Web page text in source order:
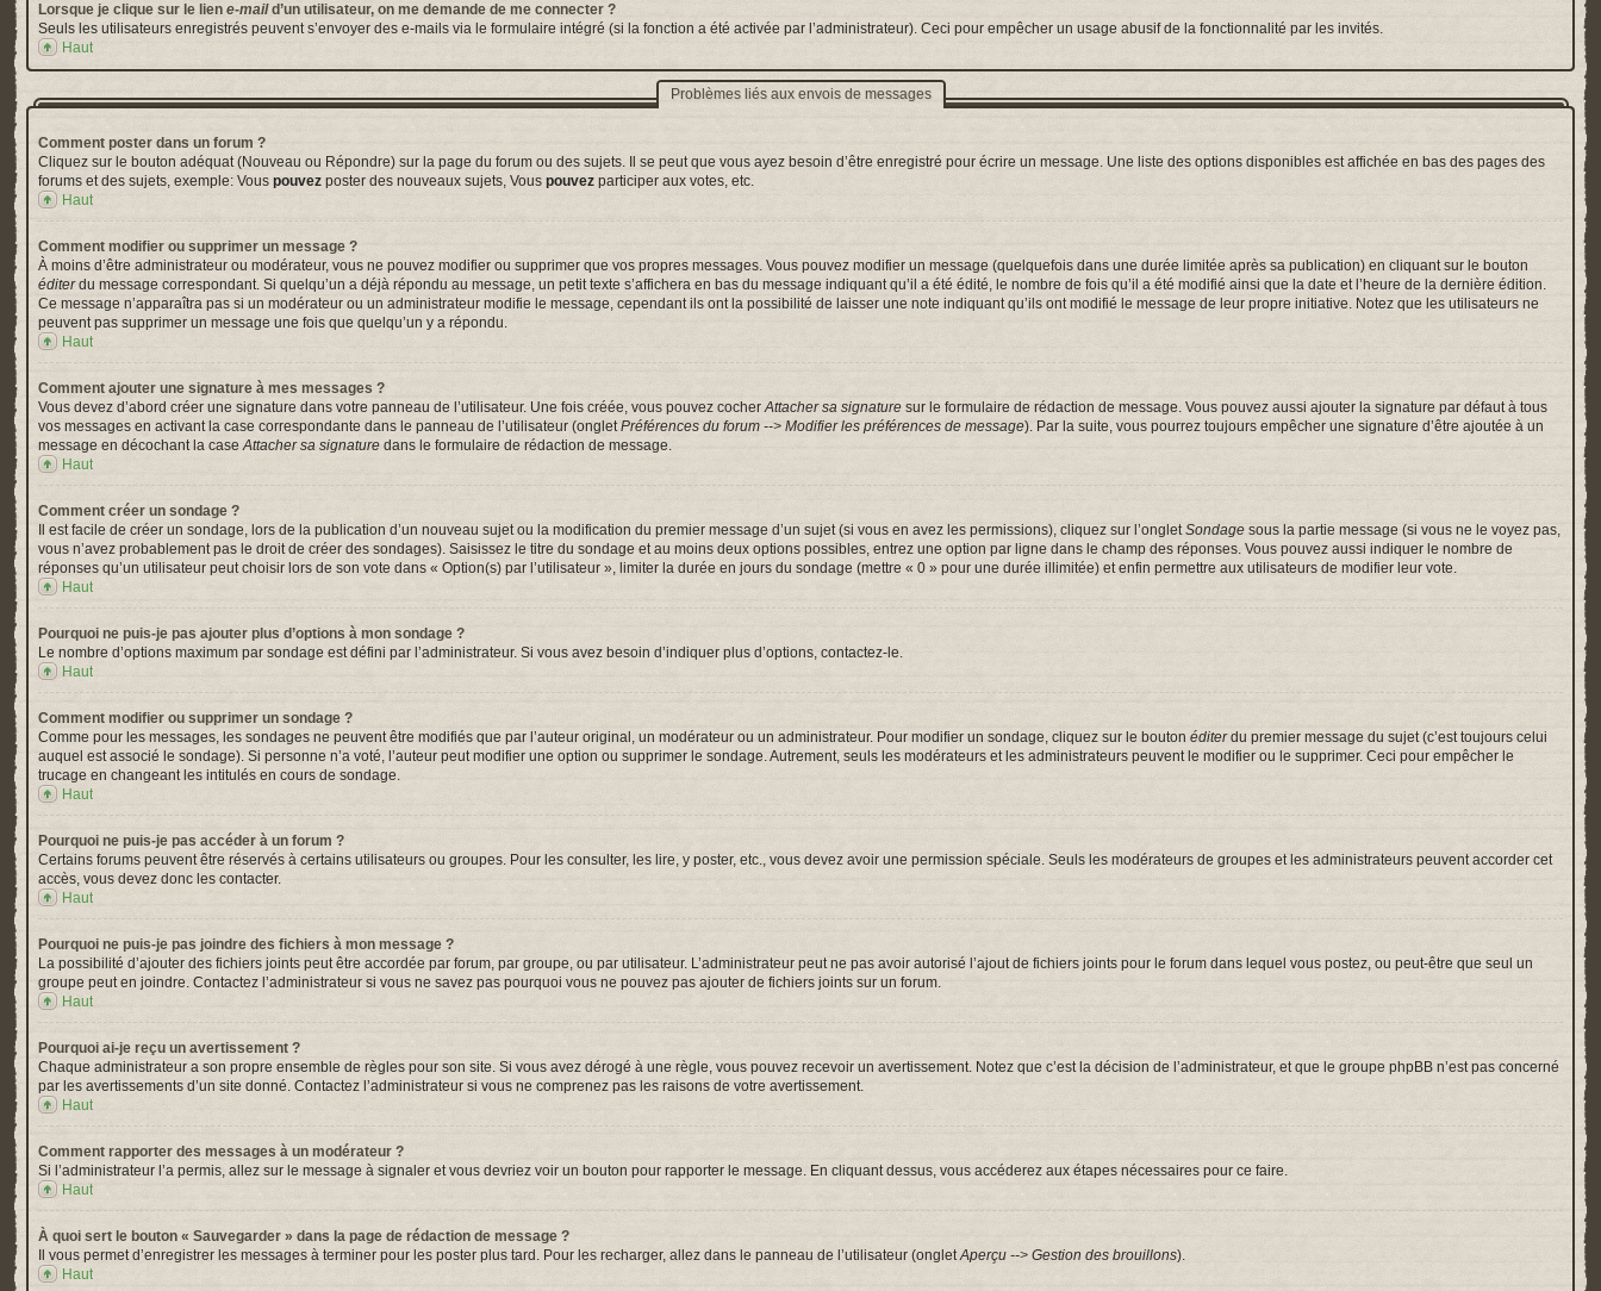
Lorsque je clique sur le lien e-maild’un utilisateur, on me demande de me connecter ?
Seuls les utilisateurs enregistrés peuvent s’envoyer des e-mails via le formulaire intégré (si la fonction a été activée par l’administrateur). Ceci pour empêcher un usage abusif de la fonctionnalité par les invités.
Haut
Problèmes liés aux envois de messages
Comment poster dans un forum ?
Cliquez sur le bouton adéquat (Nouveau ou Répondre) sur la page du forum ou des sujets. Il se peut que vous ayez besoin d’être enregistré pour écrire un message. Une liste des options disponibles est affichée en bas des pages des
forums et des sujets, exemple: Vous pouvez poster des nouveaux sujets, Vous pouvez participer aux votes, etc.
Haut
Comment modifier ou supprimer un message ?
À moins d’être administrateur ou modérateur, vous ne pouvez modifier ou supprimer que vos propres messages. Vous pouvez modifier un message (quelquefois dans une durée limitée après sa publication) en cliquant sur le bouton
éditerdu message correspondant. Si quelqu’un a déjà répondu au message, un petit texte s’affichera en bas du message indiquant qu’il a été édité, le nombre de fois qu’il a été modifié ainsi que la date et l’heure de la dernière édition.
Ce message n’apparaîtra pas si un modérateur ou un administrateur modifie le message, cependant ils ont la possibilité de laisser une note indiquant qu’ils ont modifié le message de leur propre initiative. Notez que les utilisateurs ne
peuvent pas supprimer un message une fois que quelqu’un y a répondu.
Haut
Comment ajouter une signature à mes messages ?
Vous devez d’abord créer une signature dans votre panneau de l’utilisateur. Une fois créée, vous pouvez cocherAttacher sa signature sur le formulaire de rédaction de message. Vous pouvez aussi ajouter la signature par défaut à tous
vos messages en activant la case correspondante dans le panneau de l’utilisateur (ongletPréférences du forum --> Modifier les préférences de message). Par la suite, vous pourrez toujours empêcher une signature d’être ajoutée à un
message en décochant la caseAttacher sa signature dans le formulaire de rédaction de message.
Haut
Comment créer un sondage ?
Il est facile de créer un sondage, lors de la publication d’un nouveau sujet ou la modification du premier message d’un sujet (si vous en avez les permissions), cliquez sur l’ongletSondage sous la partie message (si vous ne le voyez pas,
vous n’avez probablement pas le droit de créer des sondages). Saisissez le titre du sondage et au moins deux options possibles, entrez une option par ligne dans le champ des réponses. Vous pouvez aussi indiquer le nombre de
réponses qu’un utilisateur peut choisir lors de son vote dans « Option(s) par l’utilisateur », limiter la durée en jours du sondage (mettre « 0 » pour une durée illimitée) et enfin permettre aux utilisateurs de modifier leur vote.
Haut
Pourquoi ne puis-je pas ajouter plus d’options à mon sondage ?
Le nombre d’options maximum par sondage est défini par l’administrateur. Si vous avez besoin d’indiquer plus d’options, contactez-le.
Haut
Comment modifier ou supprimer un sondage ?
Comme pour les messages, les sondages ne peuvent être modifiés que par l’auteur original, un modérateur ou un administrateur. Pour modifier un sondage, cliquez sur le bouton éditerdu premier message du sujet (c’est toujours celui
auquel est associé le sondage). Si personne n’a voté, l’auteur peut modifier une option ou supprimer le sondage. Autrement, seuls les modérateurs et les administrateurs peuvent le modifier ou le supprimer. Ceci pour empêcher le
trucage en changeant les intitulés en cours de sondage.
Haut
Pourquoi ne puis-je pas accéder à un forum ?
Certains forums peuvent être réservés à certains utilisateurs ou groupes. Pour les consulter, les lire, y poster, etc., vous devez avoir une permission spéciale. Seuls les modérateurs de groupes et les administrateurs peuvent accorder cet
accès, vous devez donc les contacter.
Haut
Pourquoi ne puis-je pas joindre des fichiers à mon message ?
La possibilité d’ajouter des fichiers joints peut être accordée par forum, par groupe, ou par utilisateur. L’administrateur peut ne pas avoir autorisé l’ajout de fichiers joints pour le forum dans lequel vous postez, ou peut-être que seul un
groupe peut en joindre. Contactez l’administrateur si vous ne savez pas pourquoi vous ne pouvez pas ajouter de fichiers joints sur un forum.
Haut
Pourquoi ai-je reçu un avertissement ?
Chaque administrateur a son propre ensemble de règles pour son site. Si vous avez dérogé à une règle, vous pouvez recevoir un avertissement. Notez que c’est la décision de l’administrateur, et que le groupe phpBB n’est pas concerné
par les avertissements d’un site donné. Contactez l’administrateur si vous ne comprenez pas les raisons de votre avertissement.
Haut
Comment rapporter des messages à un modérateur ?
Si l’administrateur l’a permis, allez sur le message à signaler et vous devriez voir un bouton pour rapporter le message. En cliquant dessus, vous accéderez aux étapes nécessaires pour ce faire.
Haut
À quoi sert le bouton « Sauvegarder » dans la page de rédaction de message ?
Il vous permet d’enregistrer les messages à terminer pour les poster plus tard. Pour les recharger, allez dans le panneau de l’utilisateur (ongletAperçu --> Gestion des brouillons).
Haut